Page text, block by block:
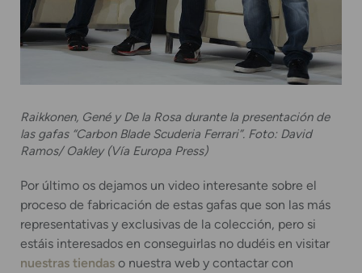
Raikkonen, Gené y De la Rosa durante la presentación de
las gafas “Carbon Blade Scuderia Ferrari”. Foto: David
Ramos/ Oakley (Vía Europa Press)
Por último os dejamos un video interesante sobre el
proceso de fabricación de estas gafas que son las más
representativas y exclusivas de la colección, pero si
estáis interesados en conseguirlas no dudéis en visitar
nuestras tiendas o nuestra web y contactar con